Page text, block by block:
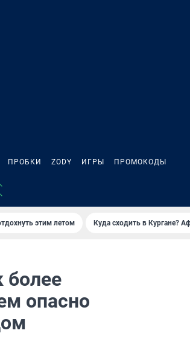
ПРОБКИ ZODY ИГРЫ ПРОМОКОДЫ
этим летом Куда сходить в Кургане?
более
опасно